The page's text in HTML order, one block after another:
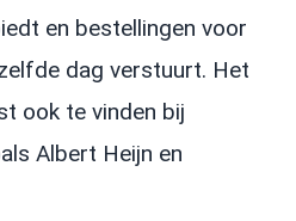
en bestellingen voor
dag verstuurt. Het
ook te vinden bij
Albert Heijn en